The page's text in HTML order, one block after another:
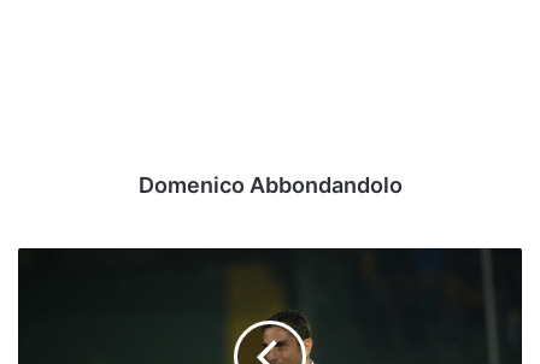
Domenico Abbondandolo